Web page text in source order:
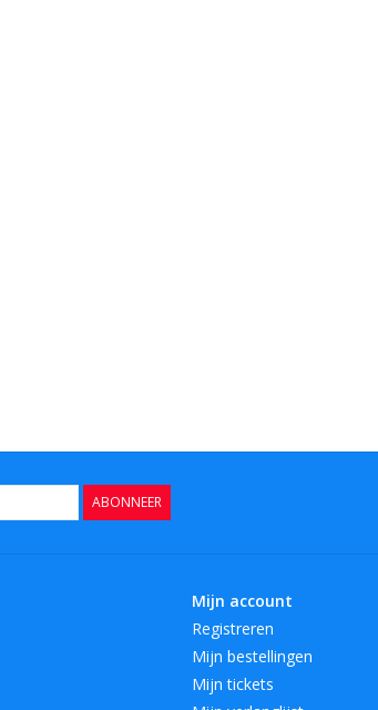
ABONNEER
Mijn account
Registreren
Mijn bestellingen
Mijn tickets